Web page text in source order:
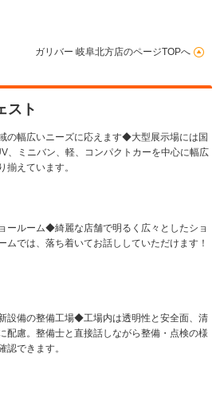
ガリバー 岐阜北方店のページTOPへ
スト
の幅広いニーズに応えます◆大型展示場には国
、ミニバン、軽、コンパクトカーを中心に幅広
揃えています。
ールーム◆綺麗な店舗で明るく広々としたショ
ムでは、落ち着いてお話ししていただけます！
設備の整備工場◆工場内は透明性と安全面、清
配慮。整備士と直接話しながら整備・点検の様
認できます。